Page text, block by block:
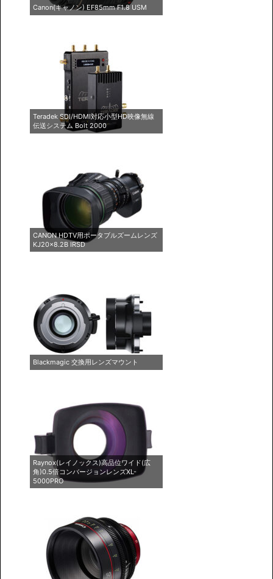
Canon(キャノン) EF85mm F1.8 USM
Teradek SDI/HDMI対応小型HD映像無線
伝送システム Bolt 2000
CANON HDTV用ポータブルズームレンズ
KJ20×8.2B IRSD
Blackmagic 交換用レンズマウント
Raynox(レイノックス)高品位ワイド(広
角)0.5倍コンバージョンレンズXL-
5000PRO